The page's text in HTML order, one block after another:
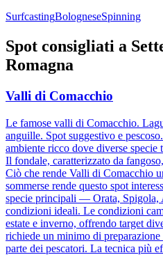
SurfcastingBologneseSpinning
Spot consigliati a
Romagna
Valli di Comacchio
Le famose valli di Comacchio.
anguille. Spot suggestivo e
ambiente ricco dove diverse
Il fondale, caratterizzato da
Ciò che rende Valli di Comacchio
sommerse rende questo spot
specie principali — Orata,
condizioni ideali. Le condizioni
estate e inverno, offrendo target
richiede un minimo di
parte dei pescatori. La tecnica più